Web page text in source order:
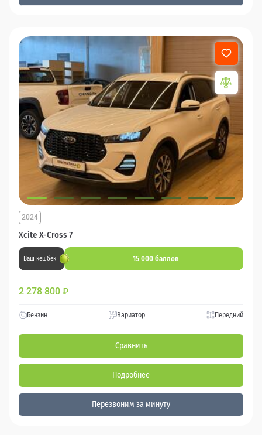
Xcite X-Cross 7
2024
Ваш кешбек 15 000 баллов
2 278 800 ₽
Бензин Вариатор Передний
Сравнить
Подробнее
Перезвоним за минуту